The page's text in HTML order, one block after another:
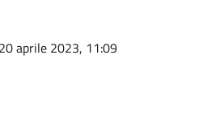
aprile 2023, 11:09